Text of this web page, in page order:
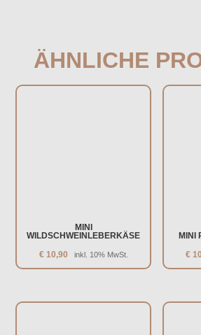
ÄHNLICHE
MINI
WILDSCHWEINLEBERKÄSE
€10,90 inkl. 10% MwSt.
MINI
€